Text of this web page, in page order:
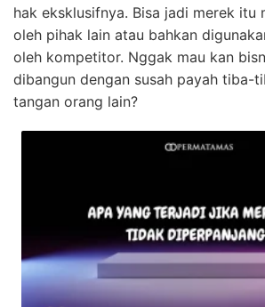
hak eksklusifnya. Bisa jadi merek itu
oleh pihak lain atau bahkan
oleh kompetitor. Nggak mau kan
dibangun dengan susah payah tiba-
tangan orang lain?